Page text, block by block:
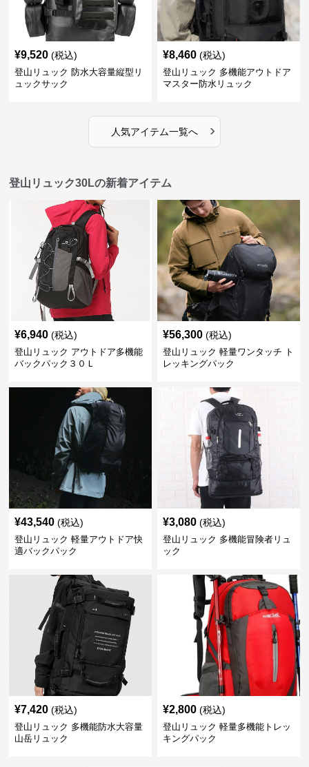
¥9,520 (税込)
登山リュック 防水大容量縦型リ
ュックサック
¥8,460 (税込)
登山リュック 多機能アウトドア
マスター防水リュック
人気アイテム一覧へ ›
登山リュック30Lの新着アイテム
¥6,940 (税込)
登山リュック アウトドア多機能
バックパック３０Ｌ
¥56,300 (税込)
登山リュック 軽量ワンタッチ ト
レッキングパック
¥43,540 (税込)
登山リュック 軽量アウトドア快
適バックパック
¥3,080 (税込)
登山リュック 多機能冒険者リュ
ック
¥7,420 (税込)
登山リュック 多機能防水大容量
山岳リュック
¥2,800 (税込)
登山リュック 軽量多機能トレッ
キングパック